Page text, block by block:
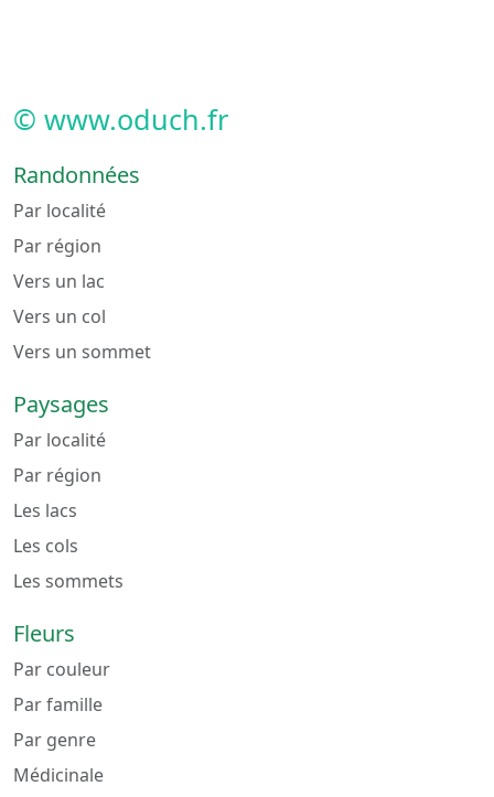
© www.oduch.fr
Randonnées
Par localité
Par région
Vers un lac
Vers un col
Vers un sommet
Paysages
Par localité
Par région
Les lacs
Les cols
Les sommets
Fleurs
Par couleur
Par famille
Par genre
Médicinale